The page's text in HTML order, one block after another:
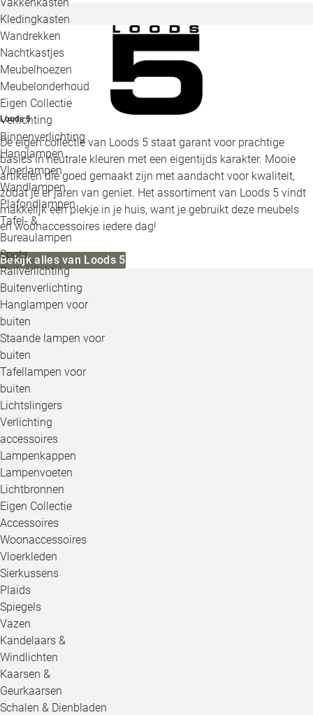
Kledingkasten
Wandrekken
Nachtkastjes
Meubelhoezen
Meubelonderhoud
Eigen Collectie
Verlichting
Binnenverlichting
Hanglampen
Vloerlampen
Wandlampen
Plafondlampen
Tafel- &
Bureaulampen
Spots
Railverlichting
Buitenverlichting
Hanglampen voor
buiten
Staande lampen voor
buiten
Tafellampen voor
buiten
Lichtslingers
Verlichting
accessoires
Lampenkappen
Lampenvoeten
Lichtbronnen
Eigen Collectie
Accessoires
Woonaccessoires
Vloerkleden
Sierkussens
Plaids
Spiegels
Vazen
Kandelaars &
Windlichten
Kaarsen &
Geurkaarsen
Schalen & Dienbladen
Loods 5
De eigen collectie van Loods 5 staat garant voor prachtige
basics in neutrale kleuren met een eigentijds karakter. Mooie
artikelen die goed gemaakt zijn met aandacht voor kwaliteit,
zodat je er jaren van geniet. Het assortiment van Loods 5 vindt
makkelijk een plekje in je huis, want je gebruikt deze meubels
en woonaccessoires iedere dag!
Bekijk alles van Loods 5